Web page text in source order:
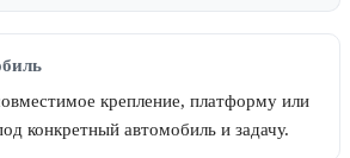
крепление, платформу или
конкретный автомобиль и задачу.